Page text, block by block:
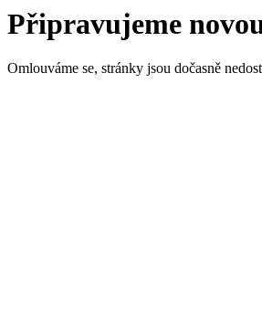
Připravujeme
Omlouváme se, stránky jsou dočasně